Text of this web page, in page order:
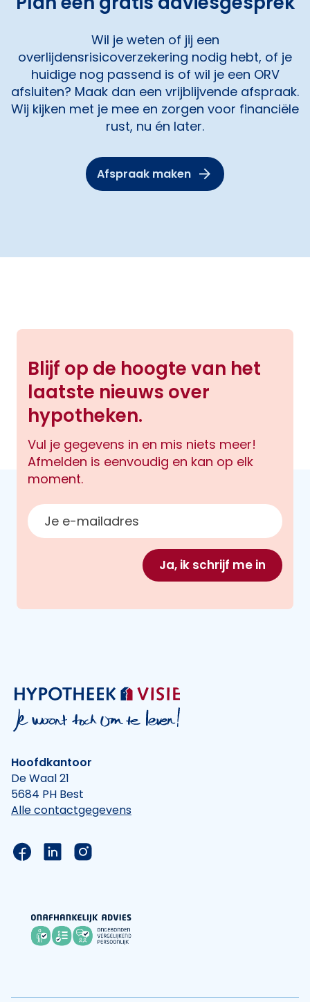
Wil je weten of jij een
overlijdensrisicoverzekering nodig hebt, of je
huidige nog passend is of wil je een ORV
afsluiten? Maak dan een vrijblijvende afspraak.
Wij kijken met je mee en zorgen voor financiële
rust, nu én later.
Afspraak maken
Blijf op de hoogte van het
laatste nieuws over
hypotheken.
Vul je gegevens in en mis niets meer!
Afmelden is eenvoudig en kan op elk
moment.
E-mailadres
Ja, ik schrijf me in
Hoofdkantoor
De Waal 21
5684 PH Best
Alle contactgegevens
Link naar de Facebook pagina van Hypotheek
Link naar de LinkedIn pagina van
Link naar de Instagram pagina van